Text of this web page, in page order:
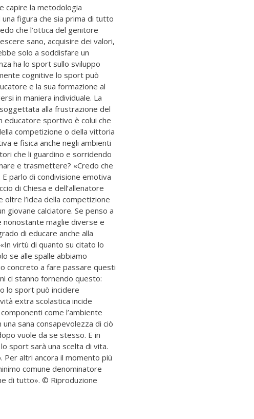
capire la metodologia
figura che sia prima di tutto
che l’ottica del genitore
sano, acquisire dei valori,
solo a soddisfare un
ha lo sport sullo sviluppo
cognitive lo sport può
e la sua formazione al
in maniera individuale. La
alla frustrazione del
sportivo è colui che
competizione o della vittoria
e fisica anche negli ambienti
che li guardino e sorridendo
e trasmettere? «Credo che
parlo di condivisione emotiva
di Chiesa e dell’allenatore
oltre l’idea della competizione
giovane calciatore. Se penso a
nonostante maglie diverse e
di educare anche alla
virtù di quanto su citato lo
se alle spalle abbiamo
concreto a fare passare questi
ci stanno fornendo questo:
lo sport può incidere
extra scolastica incide
come l’ambiente
sana consapevolezza di ciò
vuole da se stesso. E in
sport sarà una scelta di vita.
Per altri ancora il momento più
comune denominatore
di tutto». © Riproduzione